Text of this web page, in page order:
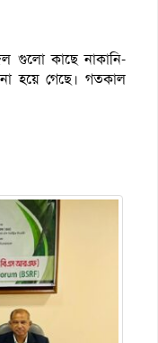
‍গুলো কাছে নাকানি-
হয়ে গেছে। গতকাল